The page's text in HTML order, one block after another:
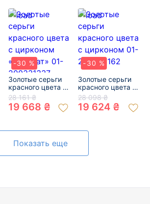
-30 %
Золотые серьги
красного цвета с
цирконом
«Квадрат» 01-
200331337
28 161 ₴
19 668 ₴
-30 %
Золотые серьги
красного цвета с
цирконом 01-
200086162
28 098 ₴
19 624 ₴
Показать еще